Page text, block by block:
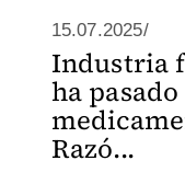
15.07.2025/
Industria
ha
Razó...